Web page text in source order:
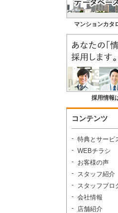
マンションカタ
採用情報
コンテンツ
特典とサービ
WEBチラシ
お客様の声
スタッフ紹介
スタッフブロ
会社情報
店舗紹介